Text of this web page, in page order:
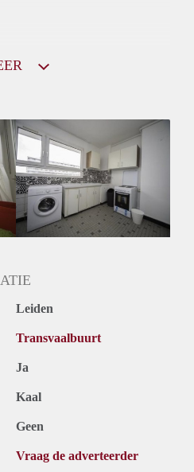
Leiden
Transvaalbuurt
Ja
Kaal
Geen
Vraag de adverteerder